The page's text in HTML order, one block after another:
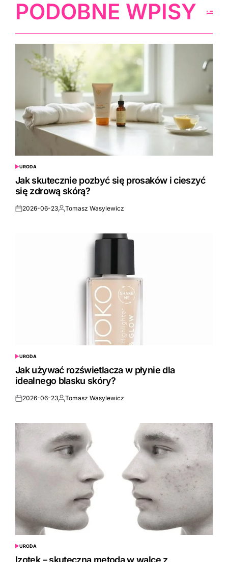
PODOBNE WPISY
POSTED
IN
URODA
Jak skutecznie pozbyć się prosaków i cieszyć
się zdrową skórą?
Posted
2026-06-23Posted
Tomasz Wasylewicz
POSTED
IN
URODA
Jak używać rozświetlacza w płynie dla
idealnego blasku skóry?
Posted
2026-06-23Posted
Tomasz Wasylewicz
POSTED
IN
URODA